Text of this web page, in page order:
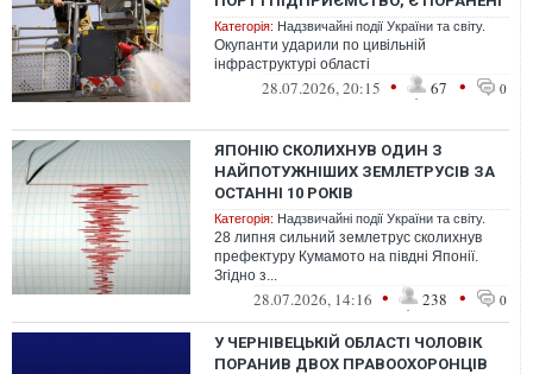
Категорія: Надзвичайні події України та світу.
Окупанти ударили по цивільній
інфраструктурі області
28.07.2026, 20:15 • 67 • 0
ЯПОНІЮ СКОЛИХНУВ ОДИН З
НАЙПОТУЖНІШИХ ЗЕМЛЕТРУСІВ ЗА
ОСТАННІ 10 РОКІВ
Категорія: Надзвичайні події України та світу.
28 липня сильний землетрус сколихнув
префектуру Кумамото на півдні Японії.
Згідно з...
28.07.2026, 14:16 • 238 • 0
У ЧЕРНІВЕЦЬКІЙ ОБЛАСТІ ЧОЛОВІК
ПОРАНИВ ДВОХ ПРАВООХОРОНЦІВ